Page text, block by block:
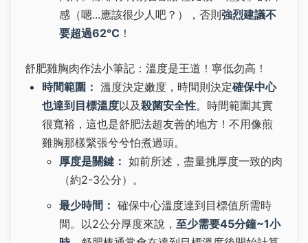
感（嗯...應該很少人吧？），否則強烈建議不
要超過62°C ！
舒肥雞胸肉作法小筆記：溫度是王道！寧低勿高！
時間範圍： 溫度決定嫩度，時間則決定確保中心
也達到目標溫度以及殺菌安全性。時間範圍其實
很寬裕，這也是舒肥法超友善的地方！不用像煎
雞胸那樣緊張兮兮怕煮過頭。
厚度是關鍵： 如前所述，盡量挑厚度一致的肉
（約2-3公分）。
最少時間： 確保中心溫度達到目標值所需時
間。以2公分厚度來說， 至少需要45分鐘~1小